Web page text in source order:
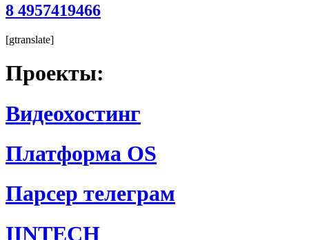
8 4957419466
[gtranslate]
Проекты:
Видеохостинг
Платформа OS
Парсер телеграм
IINTECH